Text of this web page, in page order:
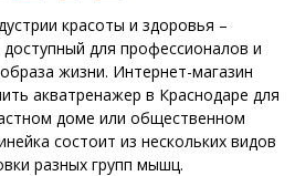
красоты и здоровья –
для профессионалов и
жизни. Интернет-магазин
акватренажер в Краснодаре для
доме или общественном
состоит из нескольких видов
разных групп мышц.